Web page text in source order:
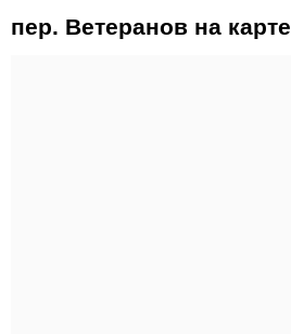
пер. Ветеранов на карте